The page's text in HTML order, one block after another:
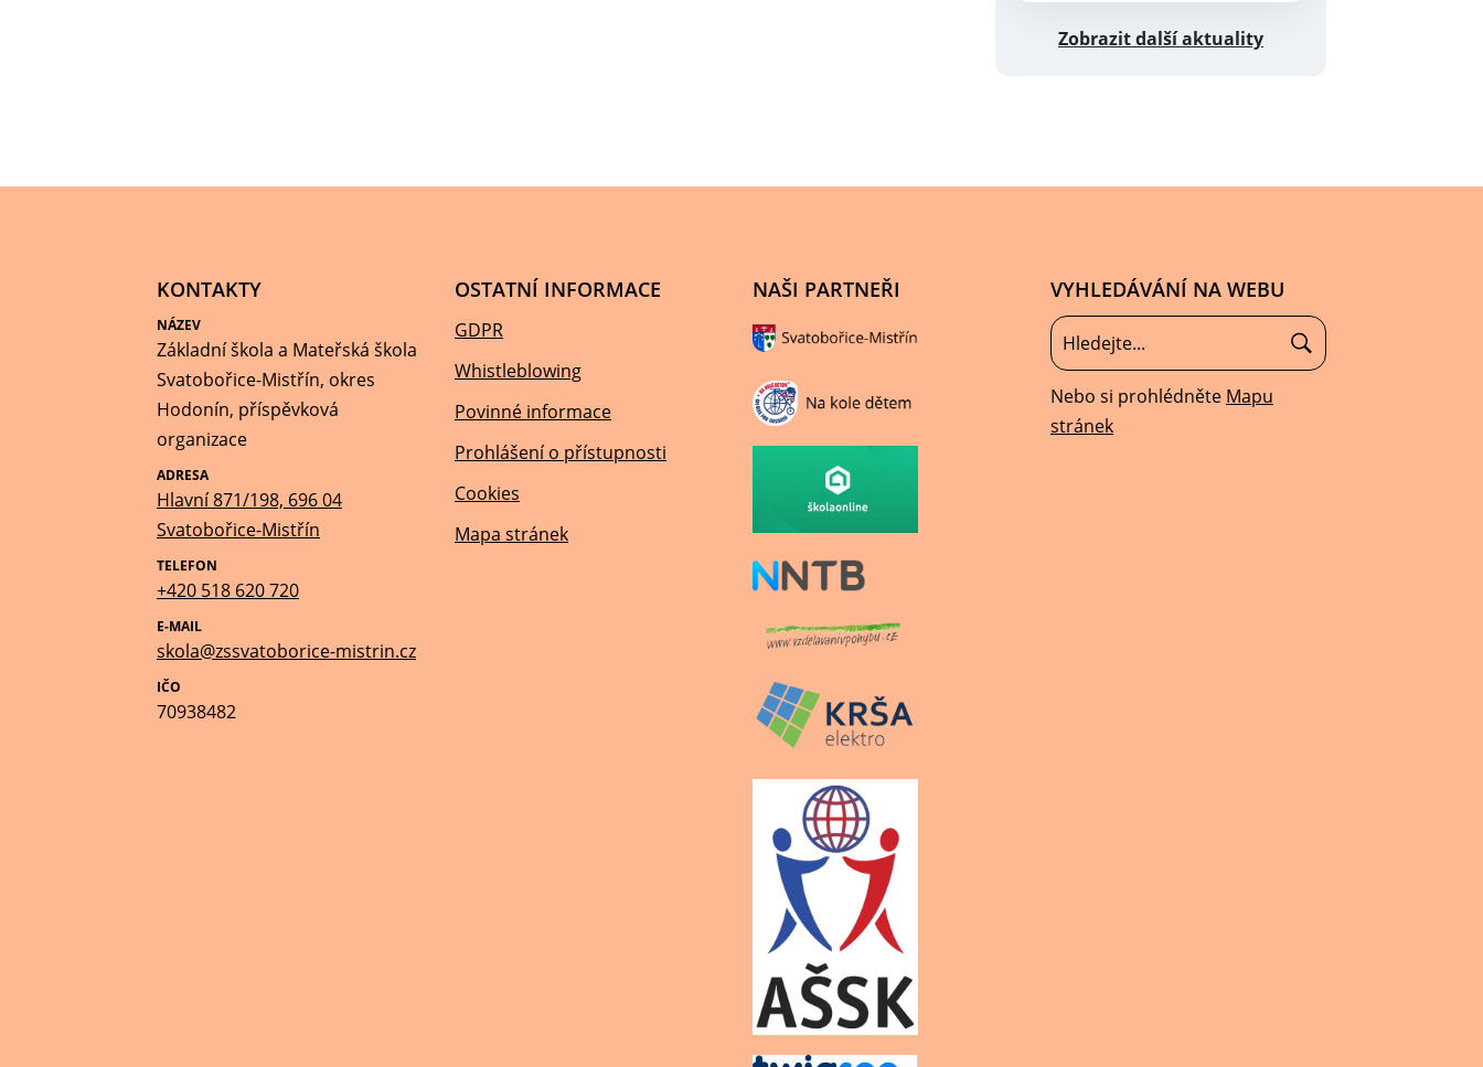
Zobrazit další aktuality
KONTAKTY
NÁZEV
Základní škola a Mateřská škola
Svatobořice-Mistřín, okres
Hodonín, příspěvková
organizace
ADRESA
Hlavní 871/198, 696 04
Svatobořice-Mistřín
TELEFON
+420 518 620 720
E-MAIL
skola@zssvatoborice-mistrin.cz
IČO
70938482
OSTATNÍ INFORMACE
GDPR
Whistleblowing
Povinné informace
Prohlášení o přístupnosti
Cookies
Mapa stránek
NAŠI PARTNEŘI VYHLEDÁVÁNÍ NA WEBU
Nebo si prohlédněte Mapu
stránek